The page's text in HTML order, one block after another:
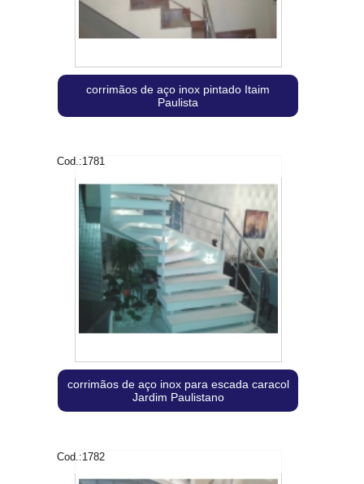
corrimãos de aço inox pintado Itaim
Paulista
Cod.:1781
corrimãos de aço inox para escada caracol
Jardim Paulistano
Cod.:1782